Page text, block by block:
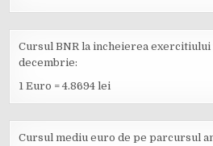
Cursul BNR la incheierea exercitiului
decembrie:
1 Euro = 4.8694 lei
Cursul mediu euro de pe parcursul